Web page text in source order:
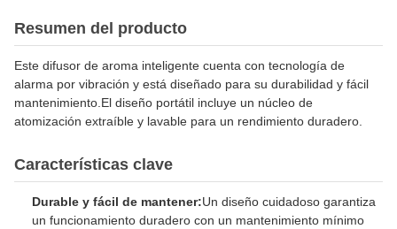
Resumen del producto
Este difusor de aroma inteligente cuenta con tecnología de
alarma por vibración y está diseñado para su durabilidad y fácil
mantenimiento.El diseño portátil incluye un núcleo de
atomización extraíble y lavable para un rendimiento duradero.
Características clave
Durable y fácil de mantener:Un diseño cuidadoso garantiza
un funcionamiento duradero con un mantenimiento mínimo